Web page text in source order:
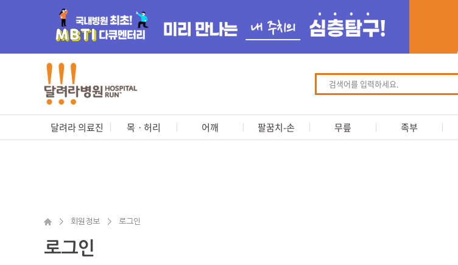
달려라 의료진 목ㆍ허리 어깨 팔꿈치-손 무릎 족부
> 회원정보 > 로그인
로그인